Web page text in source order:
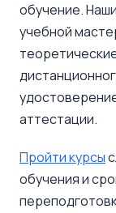
обучение.
учебной
аттестации.
Пройти курсы
обучения и